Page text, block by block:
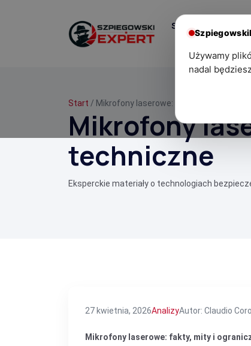
Start
Start / Mikrofony laserowe: fakty, mity i
Mikrofony
techniczne
Eksperckie materiały o technologiach
27 kwietnia, 2026AnalizyAutor: Claudio
Mikrofony laserowe: fakty, mity i
Używamy
nadal